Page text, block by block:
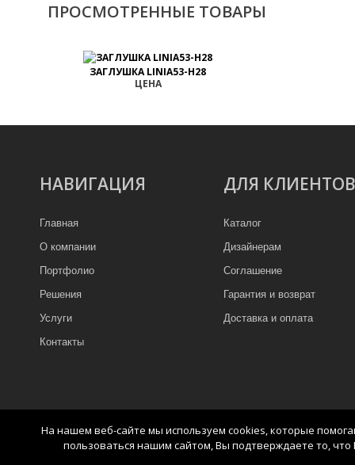
ПРОСМОТРЕННЫЕ ТОВАРЫ
ЗАГЛУШКА LINIA53-H28
ЦЕНА
НАВИГАЦИЯ
Главная
О компании
Портфолио
Решения
Услуги
Контакты
ДЛЯ КЛИЕНТОВ
Каталог
Дизайнерам
Соглашение
Гарантия и возврат
Доставка и оплата
На нашем веб-сайте мы используем cookies, которые
пользоваться нашим сайтом, Вы подтверждаете то,